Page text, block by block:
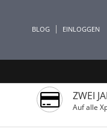
BLOG EINLOGGEN
ZWEI
Auf alle